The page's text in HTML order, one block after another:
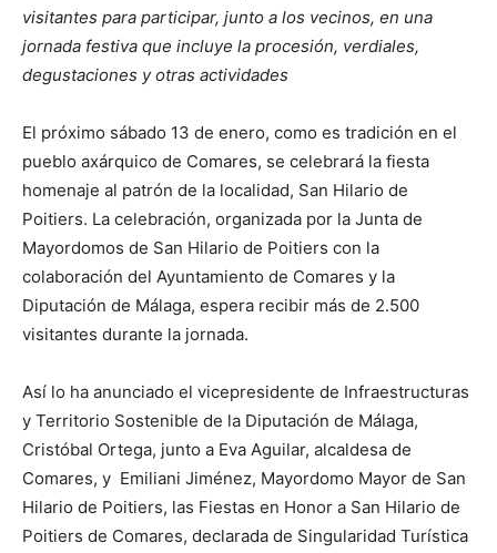
visitantes para participar, junto a los vecinos, en una
jornada festiva que incluye la procesión, verdiales,
degustaciones y otras actividades
El próximo sábado 13 de enero, como es tradición en el
pueblo axárquico de Comares, se celebrará la fiesta
homenaje al patrón de la localidad, San Hilario de
Poitiers. La celebración, organizada por la Junta de
Mayordomos de San Hilario de Poitiers con la
colaboración del Ayuntamiento de Comares y la
Diputación de Málaga, espera recibir más de 2.500
visitantes durante la jornada.
Así lo ha anunciado el vicepresidente de Infraestructuras
y Territorio Sostenible de la Diputación de Málaga,
Cristóbal Ortega, junto a Eva Aguilar, alcaldesa de
Comares, y Emiliani Jiménez, Mayordomo Mayor de San
Hilario de Poitiers, las Fiestas en Honor a San Hilario de
Poitiers de Comares, declarada de Singularidad Turística